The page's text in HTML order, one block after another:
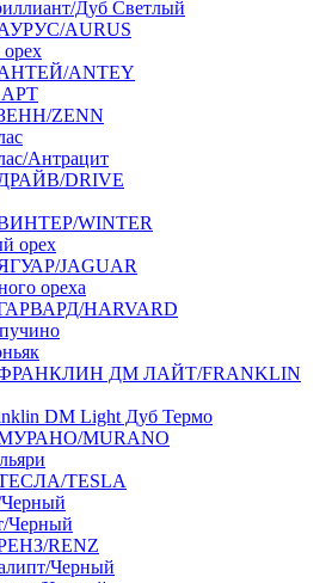
Дуб Светлый
АУРУС/AURUS
АНТЕЙ/ANTEY
АРТ
ЗЕНН/ZENN
Антрацит
ДРАЙВ/DRIVE
ВИНТЕР/WINTER
орех
ЯГУАР/JAGUAR
ореха
ГАРВАРД/HARVARD
ФРАНКЛИН ДМ ЛАЙТ/FRANKLIN
DM Light Дуб Термо
МУРАНО/MURANO
ТЕСЛА/TESLA
Черный
Черный
RENZ
Черный